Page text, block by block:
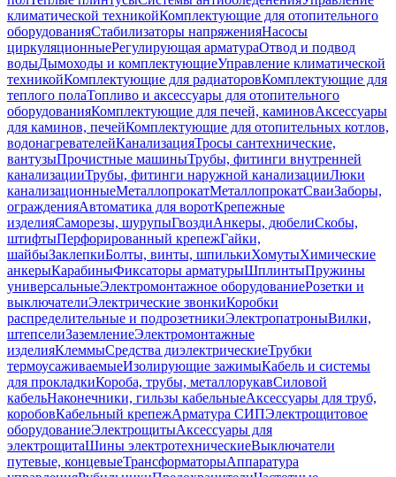
климатической техникойКомплектующие для отопительного
оборудованияСтабилизаторы напряженияНасосы
циркуляционныеРегулирующая арматураОтвод и подвод
водыДымоходы и комплектующиеУправление климатической
техникойКомплектующие для радиаторовКомплектующие для
теплого полаТопливо и аксессуары для отопительного
оборудованияКомплектующие для печей, каминовАксессуары
для каминов, печейКомплектующие для отопительных котлов,
водонагревателейКанализацияТросы сантехнические,
вантузыПрочистные машиныТрубы, фитинги внутренней
канализацииТрубы, фитинги наружной канализацииЛюки
канализационныеМеталлопрокатМеталлопрокатСваиЗаборы,
огражденияАвтоматика для воротКрепежные
изделияСаморезы, шурупыГвоздиАнкеры, дюбелиСкобы,
штифтыПерфорированный крепежГайки,
шайбыЗаклепкиБолты, винты, шпилькиХомутыХимические
анкерыКарабиныФиксаторы арматурыШплинтыПружины
универсальныеЭлектромонтажное оборудованиеРозетки и
выключателиЭлектрические звонкиКоробки
распределительные и подрозетникиЭлектропатроныВилки,
штепселиЗаземлениеЭлектромонтажные
изделияКлеммыСредства диэлектрическиеТрубки
термоусаживаемыеИзолирующие зажимыКабель и системы
для прокладкиКороба, трубы, металлорукавСиловой
кабельНаконечники, гильзы кабельныеАксессуары для труб,
коробовКабельный крепежАрматура СИПЭлектрощитовое
оборудованиеЭлектрощитыАксессуары для
электрощитаШины электротехническиеВыключатели
путевые, концевыеТрансформаторыАппаратура